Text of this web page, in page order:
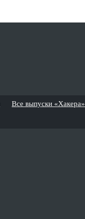
Все выпуски «Хакера»